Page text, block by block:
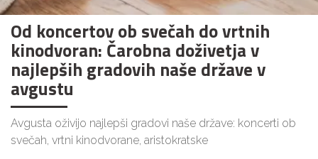
Od koncertov ob svečah do vrtnih
kinodvoran: Čarobna doživetja v
najlepših gradovih naše države v
avgustu
Avgusta oživijo najlepši gradovi naše države: koncerti ob
svečah, vrtni kinodvorane, aristokratske